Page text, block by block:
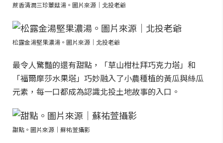
蔗香清潤三珍蕈菇湯。圖片來源｜北投老爺
松露金湯堅果濃湯。圖片來源｜北投老爺
最令人驚豔的還有甜點，「草山柑杜拜巧克力塔」和
「福爾摩莎水果塔」巧妙融入了小農種植的黃瓜與絲瓜
元素，每一口都成為認識北投土地故事的入口。
甜點。圖片來源｜蘇祐萱攝影